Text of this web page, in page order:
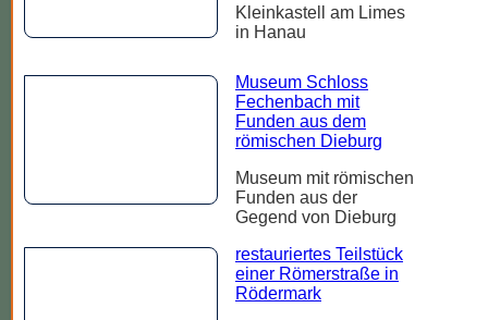
Kleinkastell am Limes
in Hanau
Museum Schloss
Fechenbach mit
Funden aus dem
römischen Dieburg
Museum mit römischen
Funden aus der
Gegend von Dieburg
restauriertes Teilstück
einer Römerstraße in
Rödermark